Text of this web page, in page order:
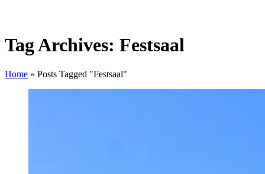
Tag Archives: Festsaal
Home » Posts Tagged "Festsaal"